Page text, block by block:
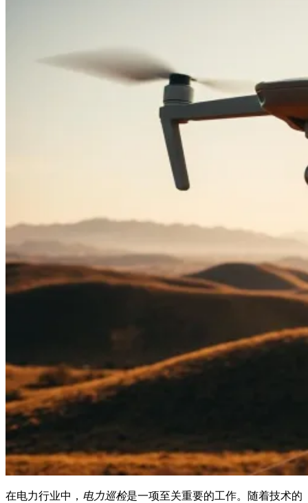
在电力行业中， 电力巡检是一项至关重要的工作。随着技术的